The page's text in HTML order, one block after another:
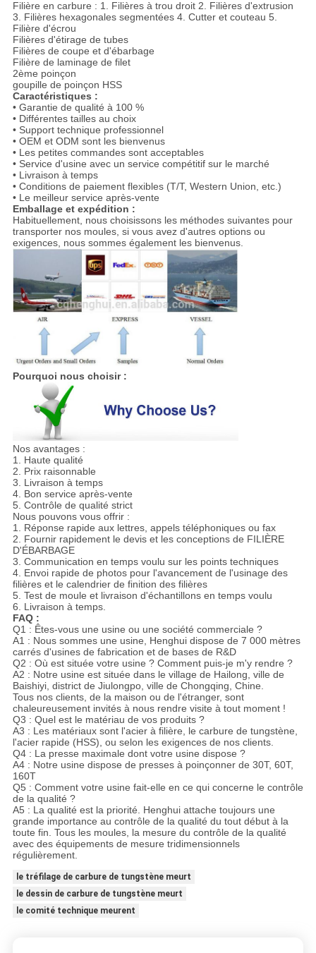
Filière en carbure : 1. Filières à trou droit 2. Filières d'extrusion
3. Filières hexagonales segmentées 4. Cutter et couteau 5.
Filière d'écrou
Filières d'étirage de tubes
Filières de coupe et d'ébarbage
Filière de laminage de filet
2ème poinçon
goupille de poinçon HSS
Caractéristiques :
• Garantie de qualité à 100 %
• Différentes tailles au choix
• Support technique professionnel
• OEM et ODM sont les bienvenus
• Les petites commandes sont acceptables
• Service d'usine avec un service compétitif sur le marché
• Livraison à temps
• Conditions de paiement flexibles (T/T, Western Union, etc.)
• Le meilleur service après-vente
Emballage et expédition :
Habituellement, nous choisissons les méthodes suivantes pour
transporter nos moules, si vous avez d'autres options ou
exigences, nous sommes également les bienvenus.
Pourquoi nous choisir :
Nos avantages :
1. Haute qualité
2. Prix raisonnable
3. Livraison à temps
4. Bon service après-vente
5. Contrôle de qualité strict
Nous pouvons vous offrir :
1. Réponse rapide aux lettres, appels téléphoniques ou fax
2. Fournir rapidement le devis et les conceptions de FILIÈRE
D'ÉBARBAGE
3. Communication en temps voulu sur les points techniques
4. Envoi rapide de photos pour l'avancement de l'usinage des
filières et le calendrier de finition des filières
5. Test de moule et livraison d'échantillons en temps voulu
6. Livraison à temps.
FAQ :
Q1 : Êtes-vous une usine ou une société commerciale ?
A1 : Nous sommes une usine, Henghui dispose de 7 000 mètres
carrés d'usines de fabrication et de bases de R&D
Q2 : Où est située votre usine ? Comment puis-je m'y rendre ?
A2 : Notre usine est située dans le village de Hailong, ville de
Baishiyi, district de Jiulongpo, ville de Chongqing, Chine.
Tous nos clients, de la maison ou de l'étranger, sont
chaleureusement invités à nous rendre visite à tout moment !
Q3 : Quel est le matériau de vos produits ?
A3 : Les matériaux sont l'acier à filière, le carbure de tungstène,
l'acier rapide (HSS), ou selon les exigences de nos clients.
Q4 : La presse maximale dont votre usine dispose ?
A4 : Notre usine dispose de presses à poinçonner de 30T, 60T,
160T
Q5 : Comment votre usine fait-elle en ce qui concerne le contrôle
de la qualité ?
A5 : La qualité est la priorité. Henghui attache toujours une
grande importance au contrôle de la qualité du tout début à la
toute fin. Tous les moules, la mesure du contrôle de la qualité
avec des équipements de mesure tridimensionnels
régulièrement.
le tréfilage de carbure de tungstène meurt
le dessin de carbure de tungstène meurt
le comité technique meurent